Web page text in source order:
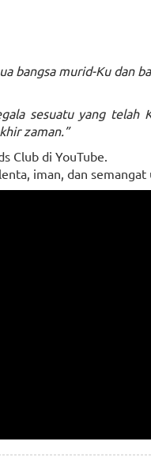
bangsa murid-Ku dan
sesuatu yang telah
zaman.”
Club di YouTube.
iman, dan